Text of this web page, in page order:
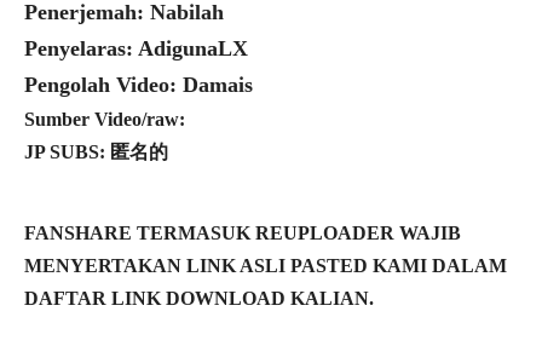
Penerjemah: Nabilah
Penyelaras: AdigunaLX
Pengolah Video: Damais
Sumber Video/raw:
JP SUBS: 匿名的
FANSHARE TERMASUK REUPLOADER WAJIB
MENYERTAKAN LINK ASLI PASTED KAMI DALAM
DAFTAR LINK DOWNLOAD KALIAN.